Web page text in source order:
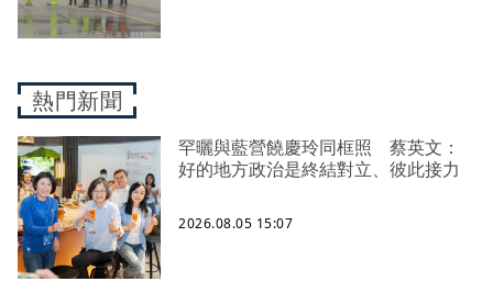
熱門新聞
罕曬與藍營饒慶玲同框照 蔡英文：
好的地方政治是終結對立、彼此接力
2026.08.05 15:07